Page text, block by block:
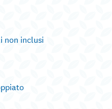
non inclusi